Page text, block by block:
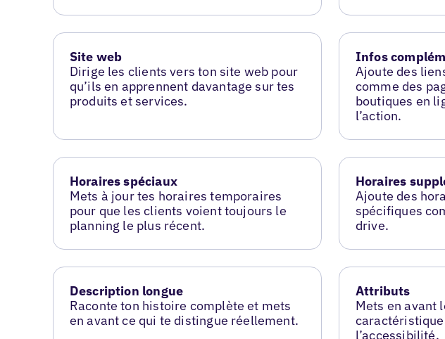
Site web
Dirige les clients vers ton site web pour
qu’ils en apprennent davantage sur tes
produits et services.
Infos
Ajoute des
comme des
boutiques en
l’action.
Horaires spéciaux
Mets à jour tes horaires temporaires
pour que les clients voient toujours le
planning le plus récent.
Horaires
Ajoute des
spécifiques
drive.
Description longue
Raconte ton histoire complète et mets
en avant ce qui te distingue réellement.
Attributs
Mets en avant
l’accessibilité.